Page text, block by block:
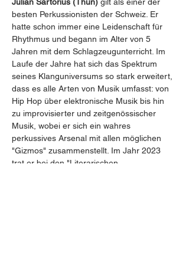
besten Perkussionisten der Schweiz. Er
hatte schon immer eine Leidenschaft für
Rhythmus und begann im Alter von 5
Jahren mit dem Schlagzeugunterricht. Im
Laufe der Jahre hat sich das Spektrum
seines Klanguniversums so stark erweitert,
dass es alle Arten von Musik umfasst: von
Hip Hop über elektronische Musik bis hin
zu improvisierter und zeitgenössischer
Musik, wobei er sich ein wahres
perkussives Arsenal mit allen möglichen
"Gizmos" zusammenstellt. Im Jahr 2023
trat er bei den "Literarischen